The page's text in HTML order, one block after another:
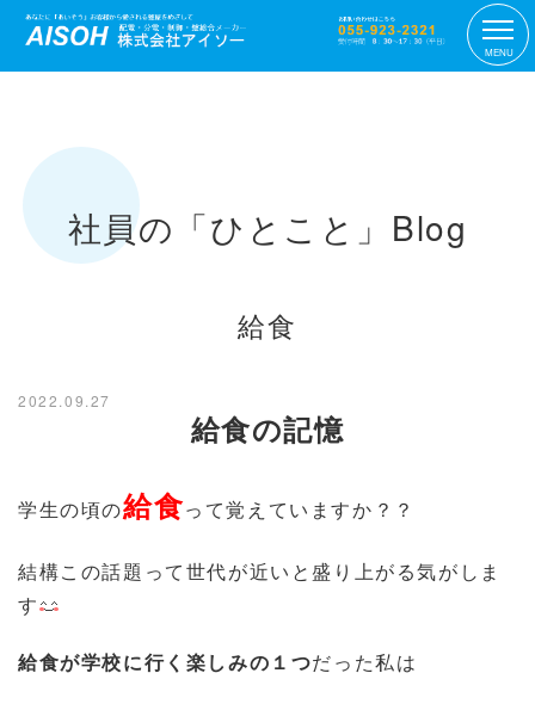
MENU
社員の「ひとこと」Blog
給食
2022.09.27
給食の記憶
学生の頃の給食って覚えていますか？？
結構この話題って世代が近いと盛り上がる気がしま
す
給食が学校に行く楽しみの１つだった私は